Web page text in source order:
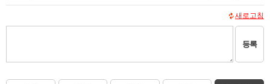
새로고침
등록